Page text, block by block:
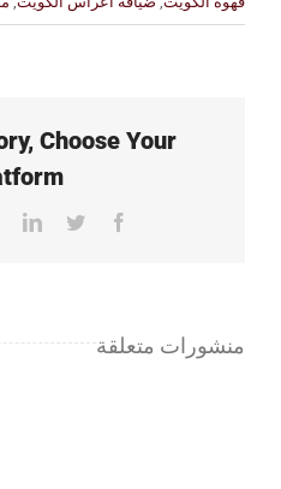
Choose Your
Facebook
Twitter
منشورات متعلقة